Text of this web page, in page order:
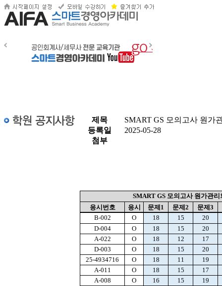
제목
SMART GS 모의고사 원가
등록일
2025-05-28
첨부
SMART GS 모의고사 원가관
응시번호
응시 문제1 문제2
문제3
B-002
O 18 15
20
D-004
O 18 15
20
A-022
O 18 12
17
D-003
O 18 15
20
25-4934716
O 18 11
19
A-011
O 18 15
17
A-008
O 16 15
19